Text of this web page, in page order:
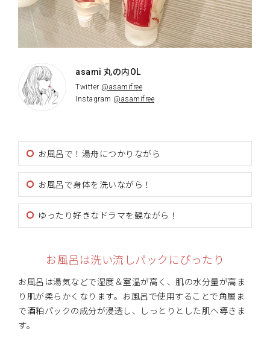
asami 丸の内OL
Twitter @asamifree
Instagram @asamifree
お風呂で！湯舟につかりながら
お風呂で身体を洗いながら！
ゆったり好きなドラマを観ながら！
お風呂は洗い流しパックにぴったり
お風呂は湯気などで湿度＆室温が高く、肌の水分量が高ま
り肌が柔らかくなります。お風呂で使用することで角層ま
で酒粕パックの成分が浸透し、しっとりとした肌へ導きま
す。